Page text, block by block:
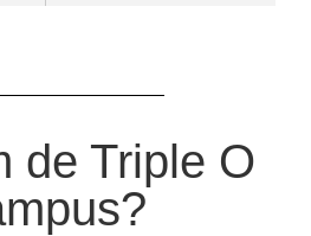
de Triple O